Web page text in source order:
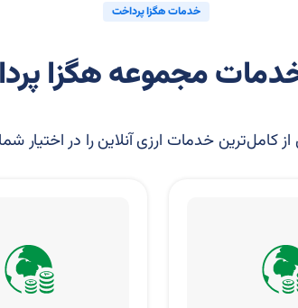
خدمات هگزا پرداخت
مجموعه هگزا
کامل‌ترین خدمات ارزی آنلاین را در اختیار